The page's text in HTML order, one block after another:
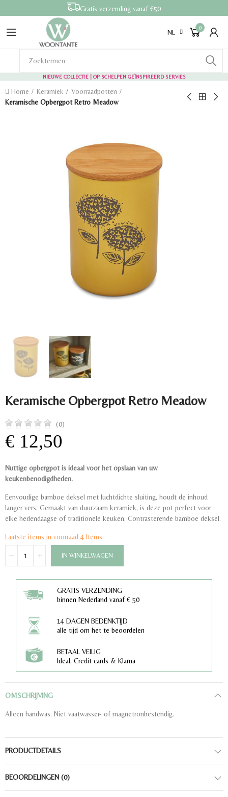
Gratis verzending vanaf €50
NL
0
NIEUWE COLLECTIE | OP SCHELPEN GEÏNSPIREERD SERVIES
Home Keramiek
Voorraadpotten
Keramische Opbergpot Retro Meadow
Keramische Opbergpot Retro Meadow
(0)
€ 12,50
Nuttige opbergpot is ideaal voor het opslaan van uw
keukenbenodigdheden.
Eenvoudige bamboe deksel met luchtdichte sluiting, houdt de inhoud
langer vers. Gemaakt van duurzaam keramiek, is deze pot perfect voor
elke hedendaagse of traditionele keuken. Contrasterende bamboe deksel.
Laatste items in voorraad4 Items
IN WINKELWAGEN
GRATIS VERZENDING
binnen Nederland vanaf € 50
14 DAGEN BEDENKTIJD
alle tijd om het te beoordelen
BETAAL VEILIG
Ideal, Credit cards & Klarna
OMSCHRIJVING
Alleen handwas. Niet vaatwasser- of magnetronbestendig.
PRODUCTDETAILS
BEOORDELINGEN (0)